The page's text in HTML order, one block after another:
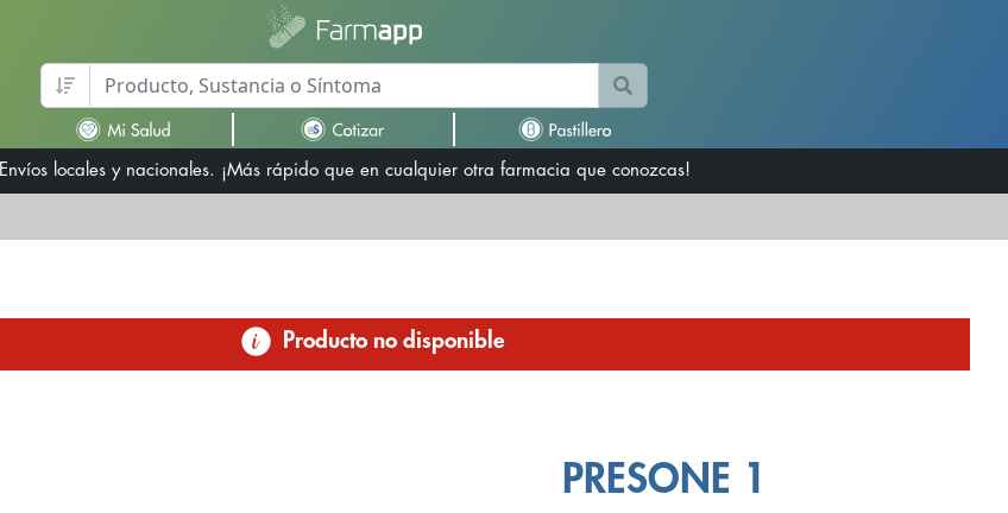
Envíos locales y nacionales. ¡Más rápido que en cualquier otra farmacia que conozcas!
Producto no disponible
PRESONE 1